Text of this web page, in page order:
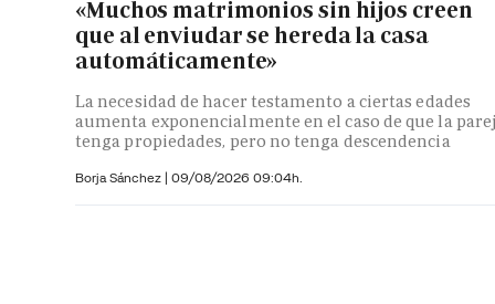
«Muchos matrimonios sin hijos creen
que al enviudar se hereda la casa
automáticamente»
La necesidad de hacer testamento a ciertas edades
aumenta exponencialmente en el caso de que la
tenga propiedades, pero no tenga descendencia
Borja Sánchez | 09/08/2026 09:04h.